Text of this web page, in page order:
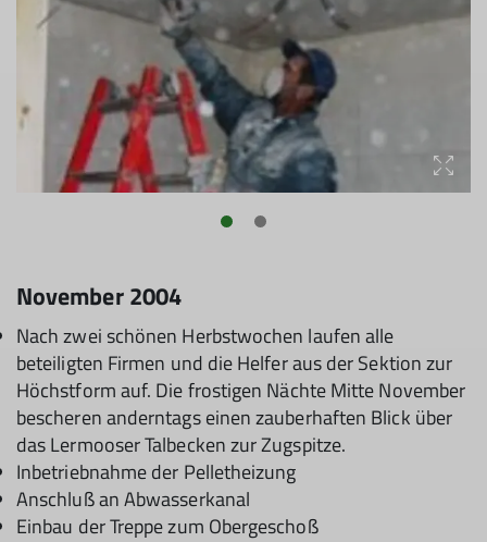
November 2004
Nach zwei schönen Herbstwochen laufen alle
beteiligten Firmen und die Helfer aus der Sektion zur
Höchstform auf. Die frostigen Nächte Mitte November
bescheren anderntags einen zauberhaften Blick über
das Lermooser Talbecken zur Zugspitze.
Inbetriebnahme der Pelletheizung
Anschluß an Abwasserkanal
Einbau der Treppe zum Obergeschoß